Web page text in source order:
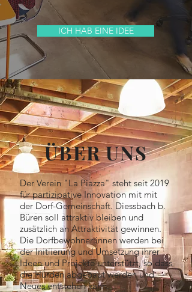
ICH HAB EINE IDEE
ÜBER UNS
Der Verein "La Piazza" steht seit 2019
für partizipative Innovation mit mit
der Dorf-Gemeinschaft. Diessbach b.
Büren soll attraktiv bleiben und
zusätzlich an Attraktivität gewinnen.
Die Dorfbewohner:innen werden bei
der Initiierung und Umsetzung ihrer
Ideen und Projekte unterstützt, so dass
die Hürden abgebaut werden und
Neues entstehen kann.